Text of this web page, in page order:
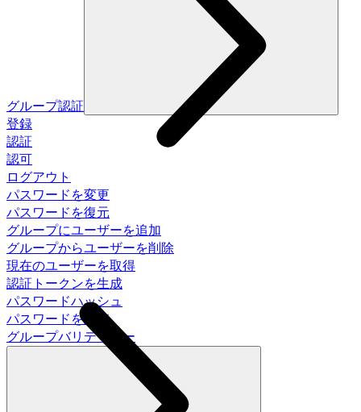
グループ認証
登録
認証
認可
ログアウト
パスワードを変更
パスワードを復元
グループにユーザーを追加
グループからユーザーを削除
現在のユーザーを取得
認証トークンを生成
パスワードハッシュ
パスワードを調査
グループバリデーター